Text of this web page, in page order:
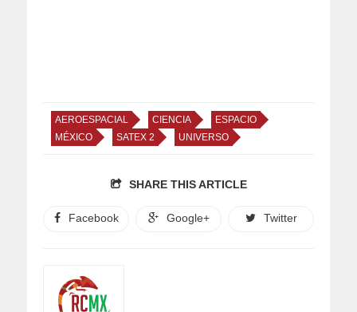
AEROESPACIAL CIENCIA
ESPACIO
MÉXICO
SATEX 2 UNIVERSO
SHARE THIS ARTICLE
Facebook Google+ Twitter